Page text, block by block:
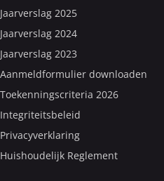
Jaarverslag 2025
Jaarverslag 2024
Jaarverslag 2023
Aanmeldformulier downloaden
Toekenningscriteria 2026
Integriteitsbeleid
Privacyverklaring
Huishoudelijk Reglement